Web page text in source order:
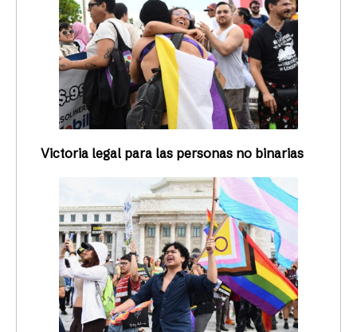
Victoria legal para las personas no binarias